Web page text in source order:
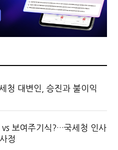
청 대변인, 승진과 불이익
vs 보여주기식?…국세청 인사
정